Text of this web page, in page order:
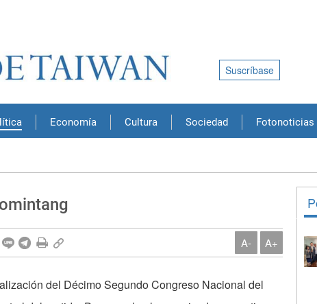
Economía Cultura Sociedad Fotonoticias
Suscríbase
A- A+
del Décimo Segundo Congreso Nacional del